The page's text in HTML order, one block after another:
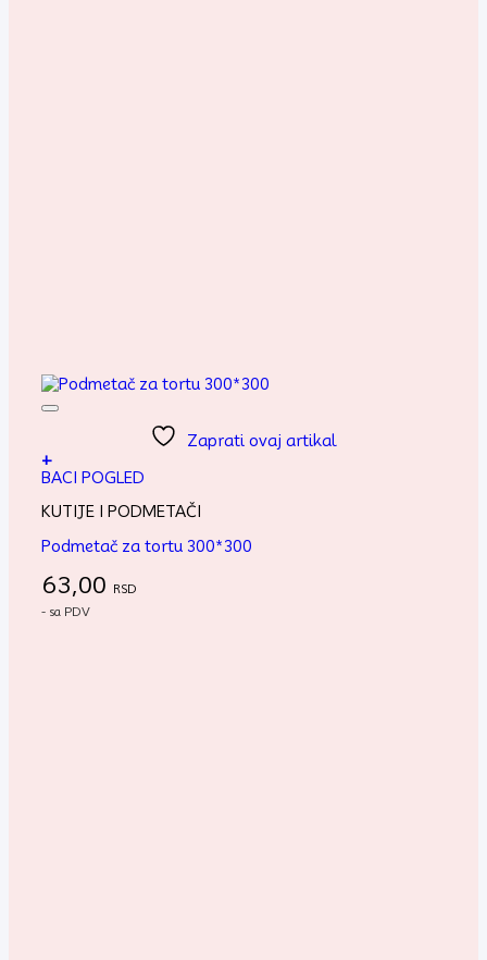
Zaprati ovaj artikal
+
BACI POGLED
KUTIJE I PODMETAČI
Podmetač za tortu 300*300
63,00 RSD
- sa PDV